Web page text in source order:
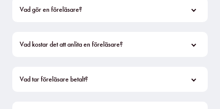
Vad gör en föreläsare?
Vad kostar det att anlita en föreläsare?
Vad tar föreläsare betalt?